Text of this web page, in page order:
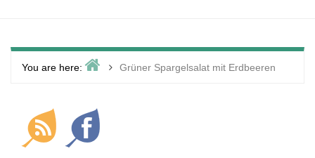
You are here: HomeGrüner Spargelsalat mit Erdbeeren
Primary
Sidebar